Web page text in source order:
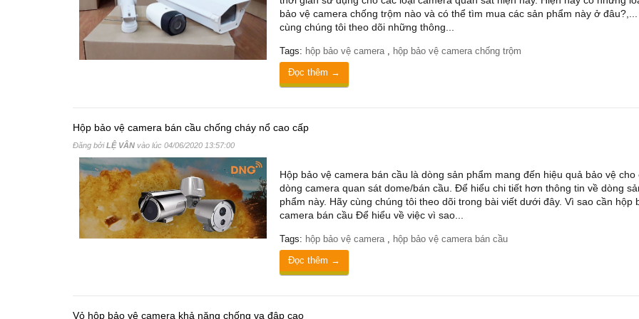
bảo vệ camera chống trộm nào và có thể tìm mua các sản phẩm này ở
cùng chúng tôi theo dõi những thông...
Tags: hộp bảo vệ camera , hộp bảo vệ camera chống trộm
Đọc thêm →
Hộp bảo vệ camera bán cầu chống cháy nổ cao cấp
Đăng bởiLỆ VÂN vào lúc 04/06/2020 13:57:00
Hộp bảo vệ camera bán cầu là dòng sản phẩm mang đến hiệu quả bảo vệ cho
dòng camera quan sát dome/bán cầu. Để hiểu chi tiết hơn thông tin về dòng
phẩm này. Hãy cùng chúng tôi theo dõi trong bài viết dưới đây. Vì sao cần hộp
camera bán cầu Để hiểu về việc vì sao...
Tags: hộp bảo vệ camera , hộp bảo vệ camera bán cầu
Đọc thêm →
Vỏ hộp bảo vệ camera khả năng chống va đập cao